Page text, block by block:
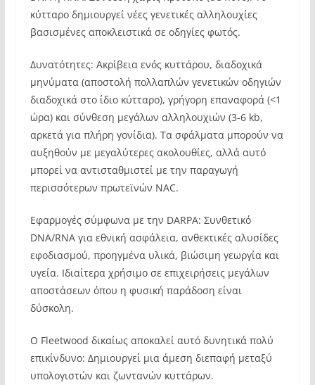
κύτταρο δημιουργεί νέες γενετικές αλληλουχίες
βασισμένες αποκλειστικά σε οδηγίες φωτός.
Δυνατότητες: Ακρίβεια ενός κυττάρου, διαδοχικά
μηνύματα (αποστολή πολλαπλών γενετικών οδηγιών
διαδοχικά στο ίδιο κύτταρο), γρήγορη επαναφορά (<1
ώρα) και σύνθεση μεγάλων αλληλουχιών (3-6 kb,
αρκετά για πλήρη γονίδια). Τα σφάλματα μπορούν να
αυξηθούν με μεγαλύτερες ακολουθίες, αλλά αυτό
μπορεί να αντισταθμιστεί με την παραγωγή
περισσότερων πρωτεϊνών NAC.
Εφαρμογές σύμφωνα με την DARPA: Συνθετικό
DNA/RNA για εθνική ασφάλεια, ανθεκτικές αλυσίδες
εφοδιασμού, προηγμένα υλικά, βιώσιμη γεωργία και
υγεία. Ιδιαίτερα χρήσιμο σε επιχειρήσεις μεγάλων
αποστάσεων όπου η φυσική παράδοση είναι
δύσκολη.
Ο Fleetwood δικαίως αποκαλεί αυτό δυνητικά πολύ
επικίνδυνο: Δημιουργεί μια άμεση διεπαφή μεταξύ
υπολογιστών και ζωντανών κυττάρων.